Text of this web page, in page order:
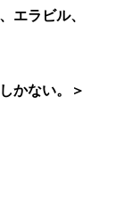
エラビル、
かない。＞